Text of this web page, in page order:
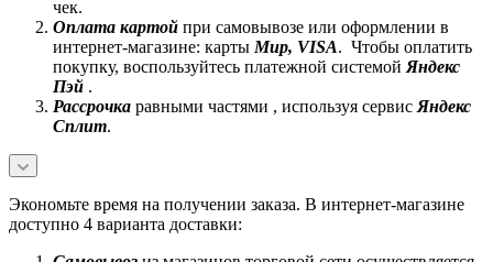
чек.
Оплата картой при самовывозе или оформлении в
интернет-магазине: карты Mир, VISA. Чтобы оплатить
покупку, воспользуйтесь платежной системой Яндекс
Пэй .
Рассрочка равными частями , используя сервис Яндекс
Сплит.
Экономьте время на получении заказа. В интернет-магазине
доступно 4 варианта доставки: